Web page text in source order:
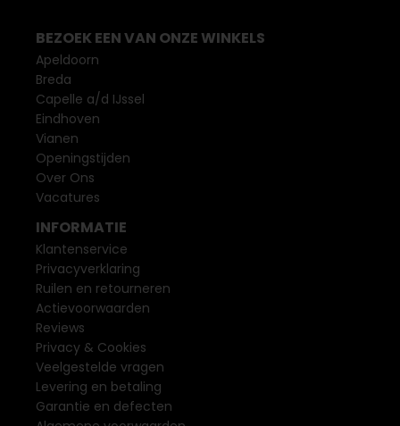
BEZOEK EEN VAN ONZE WINKELS
Apeldoorn
Breda
Capelle a/d IJssel
Eindhoven
Vianen
Openingstijden
Over Ons
Vacatures
INFORMATIE
Klantenservice
Privacyverklaring
Ruilen en retourneren
Actievoorwaarden
Reviews
Privacy & Cookies
Veelgestelde vragen
Levering en betaling
Garantie en defecten